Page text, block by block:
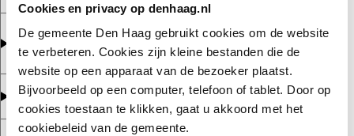
Cookies en privacy op denhaag.nl
De gemeente Den Haag gebruikt cookies om de website
te verbeteren. Cookies zijn kleine bestanden die de
website op een apparaat van de bezoeker plaatst.
Bijvoorbeeld op een computer, telefoon of tablet. Door op
cookies toestaan te klikken, gaat u akkoord met het
cookiebeleid van de gemeente.
Hoe lang bewaart de gemeente uw
persoonsgegevens?
Met wie worden uw gegevens gedeeld?